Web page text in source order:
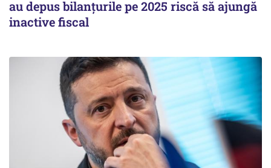
au depus bilanțurile pe 2025 riscă să ajungă
inactive fiscal